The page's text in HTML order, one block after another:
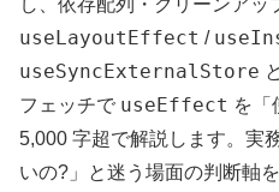
し、依存配列・クリーンアッ
useLayoutEffect /
useSyncExternalStore
フェッチで useEffect を「
5,000 字超で解説します。実
いの?」と迷う場面の判断軸